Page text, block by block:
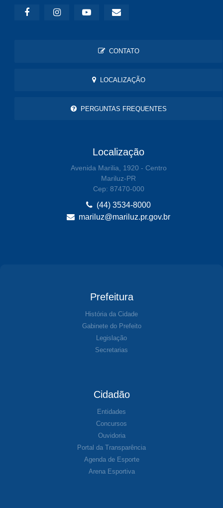
CONTATO
LOCALIZAÇÃO
PERGUNTAS FREQUENTES
Localização
Avenida Marilia, 1920 - Centro
Mariluz-PR
Cep: 87470-000
(44) 3534-8000
mariluz@mariluz.pr.gov.br
Prefeitura
História da Cidade
Gabinete do Prefeito
Legislação
Secretarias
Cidadão
Entidades
Concursos
Ouvidoria
Portal da Transparência
Agenda de Esporte
Arena Esportiva